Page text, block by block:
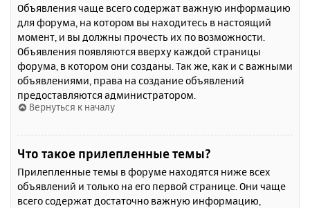
Объявления чаще всего содержат важную информацию
для форума, на котором вы находитесь в настоящий
момент, и вы должны прочесть их по возможности.
Объявления появляются вверху каждой страницы
форума, в котором они созданы. Так же, как и с важными
объявлениями, права на создание объявлений
предоставляются администратором.
Вернуться к началу
Что такое прилепленные темы?
Прилепленные темы в форуме находятся ниже всех
объявлений и только на его первой странице. Они чаще
всего содержат достаточно важную информацию,